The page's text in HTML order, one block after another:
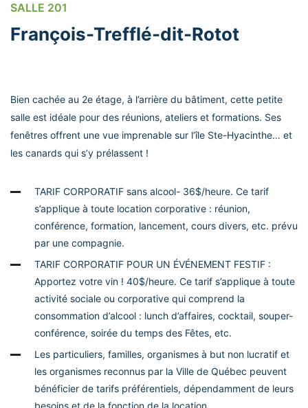
SALLE 201
François-Trefflé-dit-Rotot
Bien cachée au 2e étage, à l’arrière du bâtiment, cette petite
salle est idéale pour des réunions, ateliers et formations. Ses
fenêtres offrent une vue imprenable sur l’île Ste-Hyacinthe… et
les canards qui s’y prélassent !
TARIF CORPORATIF sans alcool- 36$/heure. Ce tarif
s’applique à toute location corporative : réunion,
conférence, formation, lancement, cours divers, etc. prévu
par une compagnie.
TARIF CORPORATIF POUR UN ÉVÉNEMENT FESTIF :
Apportez votre vin ! 40$/heure. Ce tarif s’applique à toute
activité sociale ou corporative qui comprend la
consommation d’alcool : lunch d’affaires, cocktail, souper-
conférence, soirée du temps des Fêtes, etc.
Les particuliers, familles, organismes à but non lucratif et
les organismes reconnus par la Ville de Québec peuvent
bénéficier de tarifs préférentiels, dépendamment de leurs
besoins et de la fonction de la location.